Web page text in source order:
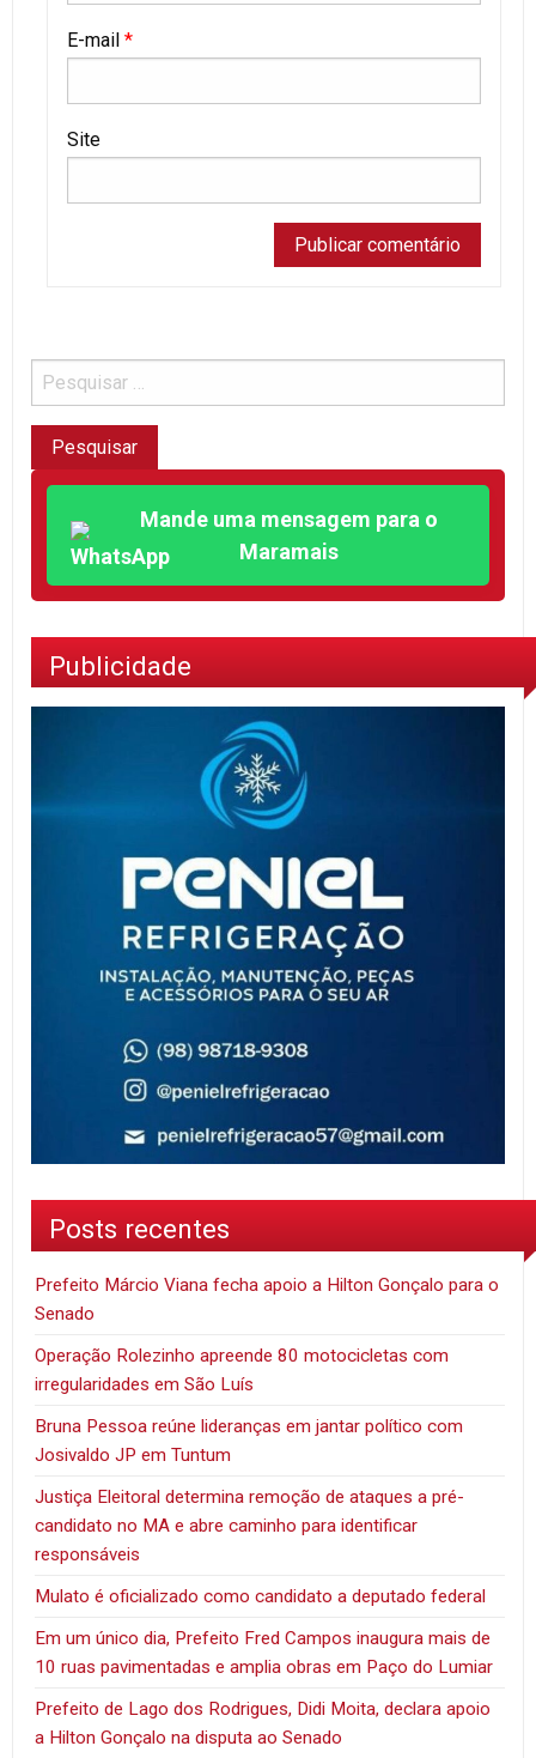
E-mail *
Site
Mande uma mensagem para o
Maramais
Publicidade
Posts recentes
Prefeito Márcio Viana fecha apoio a Hilton Gonçalo para o
Senado
Operação Rolezinho apreende 80 motocicletas com
irregularidades em São Luís
Bruna Pessoa reúne lideranças em jantar político com
Josivaldo JP em Tuntum
Justiça Eleitoral determina remoção de ataques a pré-
candidato no MA e abre caminho para identificar
responsáveis
Mulato é oficializado como candidato a deputado federal
Em um único dia, Prefeito Fred Campos inaugura mais de
10 ruas pavimentadas e amplia obras em Paço do Lumiar
Prefeito de Lago dos Rodrigues, Didi Moita, declara apoio
a Hilton Gonçalo na disputa ao Senado